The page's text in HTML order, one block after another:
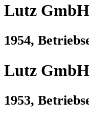
Lutz GmbH
1954,
Lutz GmbH
1953,